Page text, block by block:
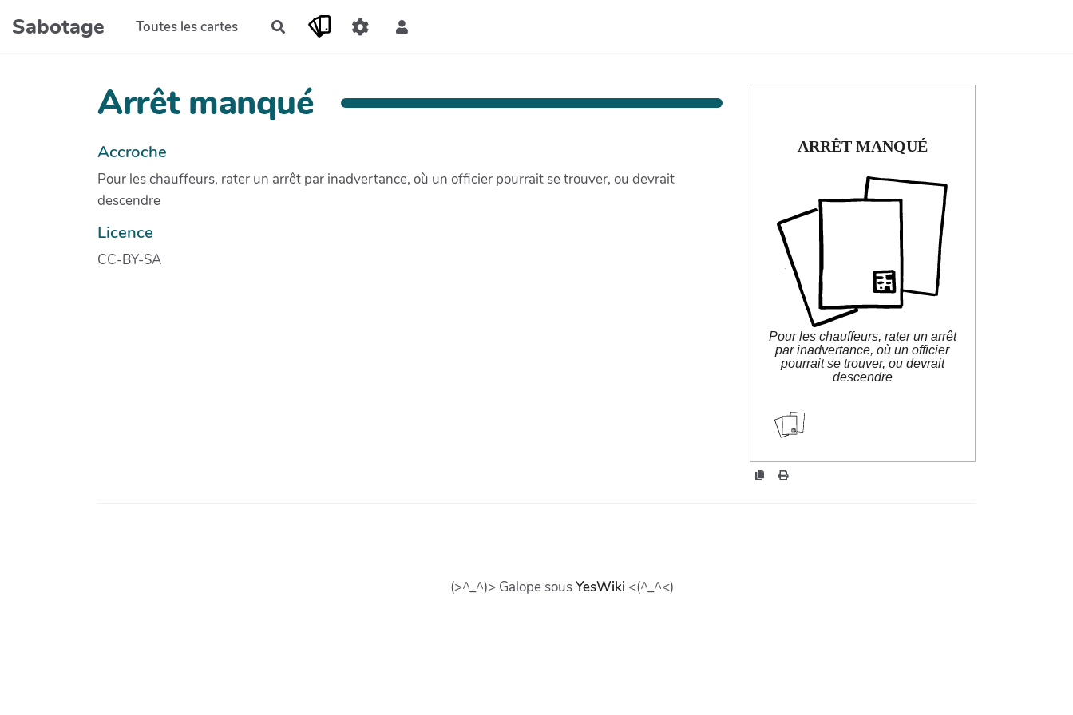
Aller au contenu principal
Sabotage Toutes les cartes Rechercher
ARRÊT MANQUÉ
Pour les chauffeurs, rater un arrêt
par inadvertance, où un officier
pourrait se trouver, ou devrait
descendre
ARRÊT MANQUÉ
Arrêt manqué
Accroche
Pour les chauffeurs, rater un arrêt par inadvertance, où un officier pourrait se trouver, ou devrait
descendre
Licence
CC-BY-SA
(>^_^)> Galope sousYesWiki <(^_^<)